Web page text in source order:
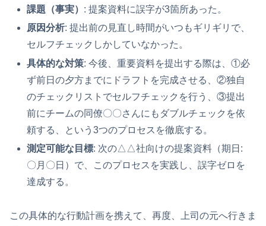
課題（事実） : 提案資料に誤字が3箇所あった。
原因分析: 提出前の見直し時間がいつもギリギリで、
セルフチェックしかしていなかった。
具体的な対策: 今後、重要資料を提出する際は、①必
ず前日の夕方までにドラフトを完成させる、②独自
のチェックリストでセルフチェックを行う、③提出
前にチームの同僚〇〇さんにもダブルチェックを依
頼する、という3つのプロセスを徹底する。
測定可能な目標: 次の△△社向けの提案資料（期日:
〇月〇日）で、このプロセスを実践し、誤字ゼロを
達成する。
この具体的な行動計画を携えて、再度、上司の元へ行きま